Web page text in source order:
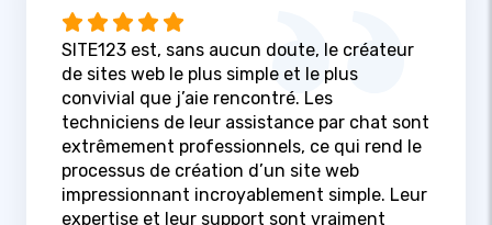
SITE123 est, sans aucun doute, le créateur
de sites web le plus simple et le plus
convivial que j’aie rencontré. Les
techniciens de leur assistance par chat sont
extrêmement professionnels, ce qui rend le
processus de création d’un site web
impressionnant incroyablement simple. Leur
expertise et leur support sont vraiment